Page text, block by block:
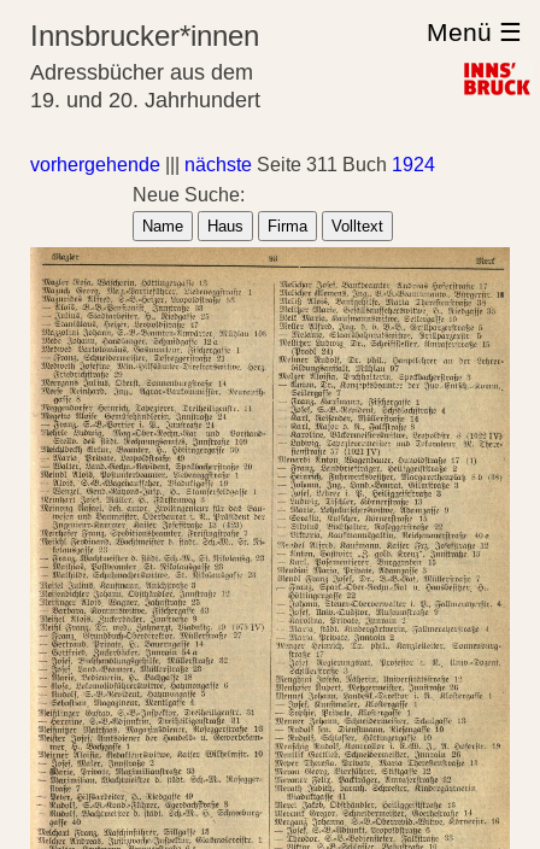
Innsbrucker*innen
Adressbücher aus dem
19. und 20. Jahrhundert
Menü ☰
vorhergehende nächste Seite 311 Buch 1924
Neue Suche:
Name Haus Firma Volltext